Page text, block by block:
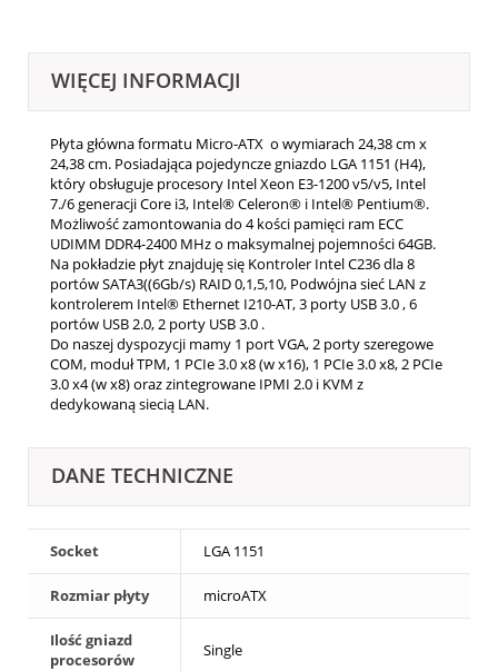
WIĘCEJ INFORMACJI
Płyta główna formatu Micro-ATX o wymiarach 24,38 cm x
24,38 cm. Posiadająca pojedyncze gniazdo LGA 1151 (H4),
który obsługuje procesory Intel Xeon E3-1200 v5/v5, Intel
7./6 generacji Core i3, Intel® Celeron® i Intel® Pentium®.
Możliwość zamontowania do 4 kości pamięci ram ECC
UDIMM DDR4-2400 MHz o maksymalnej pojemności 64GB.
Na pokładzie płyt znajduję się Kontroler Intel C236 dla 8
portów SATA3((6Gb/s) RAID 0,1,5,10, Podwójna sieć LAN z
kontrolerem Intel® Ethernet I210-AT, 3 porty USB 3.0 , 6
portów USB 2.0, 2 porty USB 3.0 .
Do naszej dyspozycji mamy 1 port VGA, 2 porty szeregowe
COM, moduł TPM, 1 PCIe 3.0 x8 (w x16), 1 PCIe 3.0 x8, 2 PCIe
3.0 x4 (w x8) oraz zintegrowane IPMI 2.0 i KVM z
dedykowaną siecią LAN.
DANE TECHNICZNE
Socket LGA 1151
Rozmiar płyty microATX
Ilość gniazd
procesorów
Single